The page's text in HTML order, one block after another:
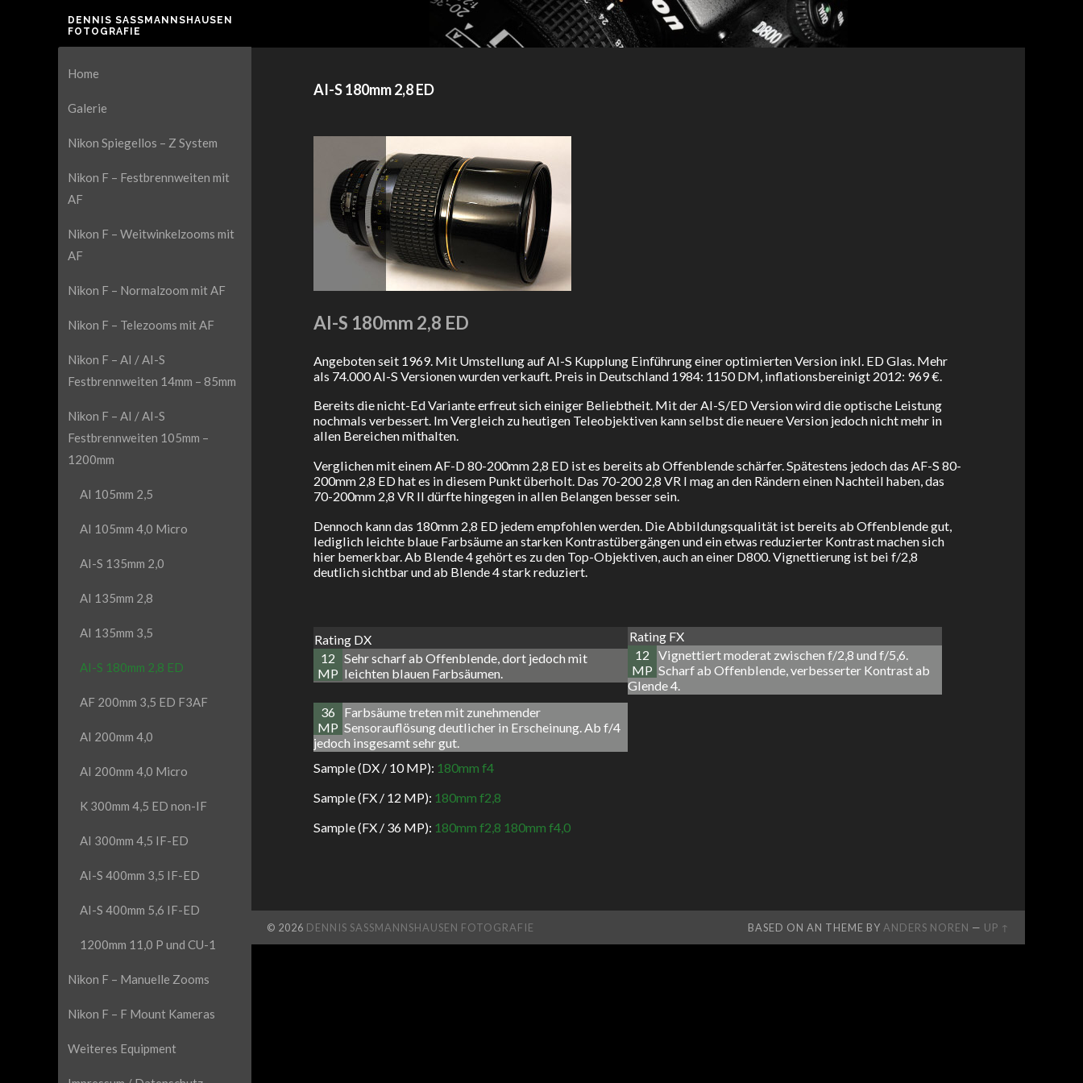
DENNIS SASSMANNSHAUSEN F
OTOGRAFIE
Home
Galerie
Nikon Spiegellos – Z System
Nikon F – Festbrennweiten mit
AF
Nikon F – Weitwinkelzooms mit
AF
Nikon F – Normalzoom mit AF
Nikon F – Telezooms mit AF
Nikon F – AI / AI-S
Festbrennweiten 14mm – 85mm
Nikon F – AI / AI-S
Festbrennweiten 105mm –
1200mm
AI 105mm 2,5
AI 105mm 4,0 Micro
AI-S 135mm 2,0
AI 135mm 2,8
AI 135mm 3,5
AI-S 180mm 2,8 ED
AF 200mm 3,5 ED F3AF
AI 200mm 4,0
AI 200mm 4,0 Micro
K 300mm 4,5 ED non-IF
AI 300mm 4,5 IF-ED
AI-S 400mm 3,5 IF-ED
AI-S 400mm 5,6 IF-ED
1200mm 11,0 P und CU-1
Nikon F – Manuelle Zooms
Nikon F – F Mount Kameras
Weiteres Equipment
AI-S 180mm 2,8 ED
AI-S 180mm 2,8 ED
Angeboten seit 1969. Mit Umstellung auf AI-S Kupplung Einführung einer optimierten Version inkl. ED Glas. Mehr
als 74.000 AI-S Versionen wurden verkauft. Preis in Deutschland 1984: 1150 DM, inflationsbereinigt 2012: 969 €.
Bereits die nicht-Ed Variante erfreut sich einiger Beliebtheit. Mit der AI-S/ED Version wird die optische Leistung
nochmals verbessert. Im Vergleich zu heutigen Teleobjektiven kann selbst die neuere Version jedoch nicht mehr in
allen Bereichen mithalten.
Verglichen mit einem AF-D 80-200mm 2,8 ED ist es bereits ab Offenblende schärfer. Spätestens jedoch das AF-S 80-
200mm 2,8 ED hat es in diesem Punkt überholt. Das 70-200 2,8 VR I mag an den Rändern einen Nachteil haben, das
70-200mm 2,8 VR II dürfte hingegen in allen Belangen besser sein.
Dennoch kann das 180mm 2,8 ED jedem empfohlen werden. Die Abbildungsqualität ist bereits ab Offenblende gut,
lediglich leichte blaue Farbsäume an starken Kontrastübergängen und ein etwas reduzierter Kontrast machen sich
hier bemerkbar. Ab Blende 4 gehört es zu den Top-Objektiven, auch an einer D800. Vignettierung ist bei f/2,8
deutlich sichtbar und ab Blende 4 stark reduziert.
Rating DX
12
MP
Sehr scharf ab Offenblende, dort jedoch mit
leichten blauen Farbsäumen.
Rating FX
12
MP
Vignettiert moderat zwischen f/2,8 und f/5,6.
Scharf ab Offenblende, verbesserter Kontrast ab
Glende 4.
36
MP
Farbsäume treten mit zunehmender
Sensorauflösung deutlicher in Erscheinung. Ab f/4
jedoch insgesamt sehr gut.
Sample (DX / 10 MP): 180mm f4
Sample (FX / 12 MP): 180mm f2,8
Sample (FX / 36 MP): 180mm f2,8 180mm f4,0
© 2026 DENNIS SASSMANNSHAUSEN FOTOGRAFIE BASED ON AN THEME BY ANDERS NOREN — UP ↑